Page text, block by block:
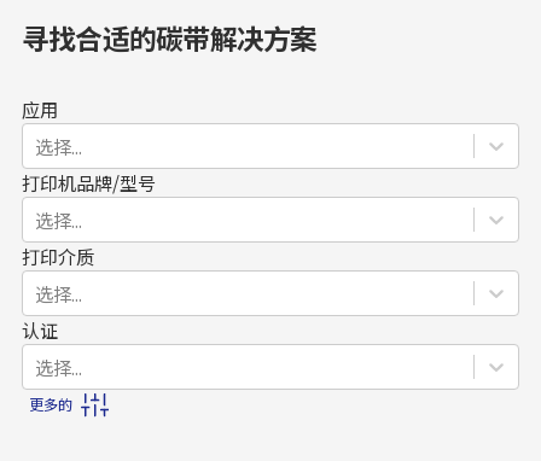
寻找合适的碳带解决方案
应用
选择...
打印机品牌/型号
选择...
打印介质
选择...
认证
选择...
更多的